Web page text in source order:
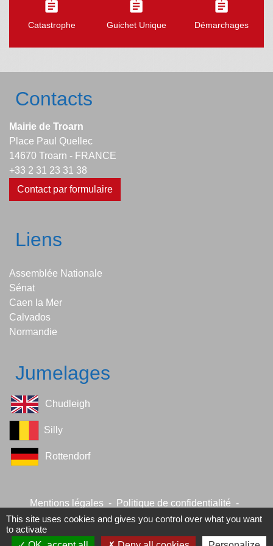
assignment
Catastrophe
assignment
Guichet Unique
assignment
Démarchages
Contacts
Mairie de Troarn
Place Paul Quellec
14670 Troarn - FRANCE
+33 2 31 23 31 38
Contact par formulaire
Liens
Assemblée Nationale
Sénat
Caen la Mer
Calvados
Normandie
Jumelages
Chudleigh
Silly
Rottendorf
Mentions légales - Politique de confidentialité -
Accessibilité - Plan du site - Gestion des cookies
This site uses cookies and gives you control over what you want
to activate